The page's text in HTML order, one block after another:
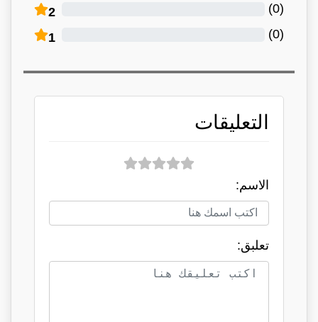
2 (
0
)
1 (
0
)
التعليقات
الاسم:
تعلبق: